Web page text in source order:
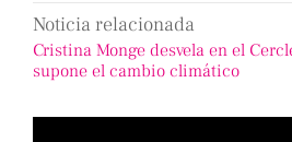
Noticia relacionada
Cristina Monge desvela en el
supone el cambio climático